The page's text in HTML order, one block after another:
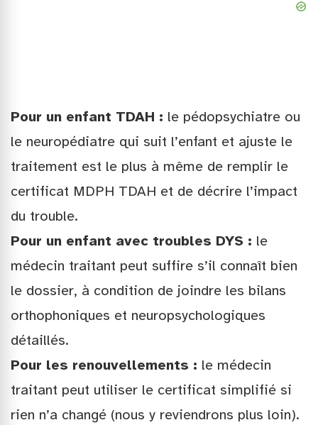
Pour un enfant TDAH : le pédopsychiatre ou
le neuropédiatre qui suit l’enfant et ajuste le
traitement est le plus à même de remplir le
certificat MDPH TDAH et de décrire l’impact
du trouble.
Pour un enfant avec troubles DYS : le
médecin traitant peut suffire s’il connaît bien
le dossier, à condition de joindre les bilans
orthophoniques et neuropsychologiques
détaillés.
Pour les renouvellements : le médecin
traitant peut utiliser le certificat simplifié si
rien n’a changé (nous y reviendrons plus loin).